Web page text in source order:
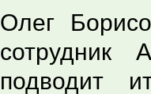
Олег
сотрудник
подводит